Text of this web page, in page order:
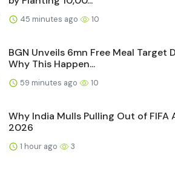
45 minutes ago 10
BGN Unveils 6mn Free Meal Target
Why This Happen...
59 minutes ago 10
Why India Mulls Pulling Out of FIFA
2026
1 hour ago 3